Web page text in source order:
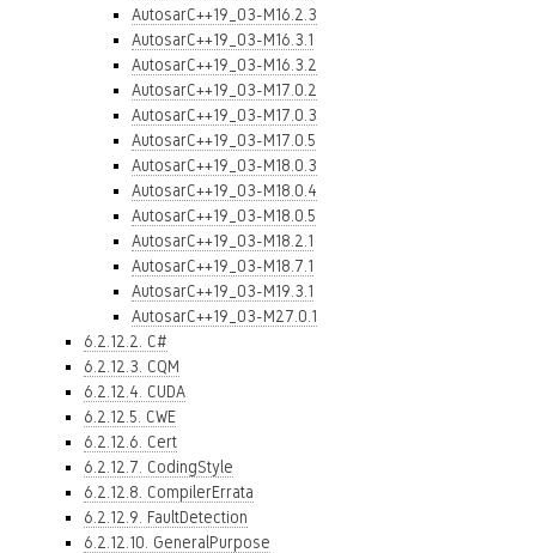
AutosarC++19_03-M16.2.3
AutosarC++19_03-M16.3.1
AutosarC++19_03-M16.3.2
AutosarC++19_03-M17.0.2
AutosarC++19_03-M17.0.3
AutosarC++19_03-M17.0.5
AutosarC++19_03-M18.0.3
AutosarC++19_03-M18.0.4
AutosarC++19_03-M18.0.5
AutosarC++19_03-M18.2.1
AutosarC++19_03-M18.7.1
AutosarC++19_03-M19.3.1
AutosarC++19_03-M27.0.1
6.2.12.2. C#
6.2.12.3. CQM
6.2.12.4. CUDA
6.2.12.5. CWE
6.2.12.6. Cert
6.2.12.7. CodingStyle
6.2.12.8. CompilerErrata
6.2.12.9. FaultDetection
6.2.12.10. GeneralPurpose